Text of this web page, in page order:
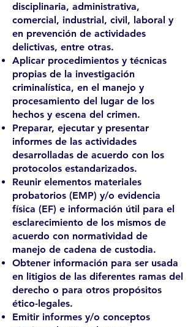
disciplinaria, administrativa,
comercial, industrial, civil, laboral y
en prevención de actividades
delictivas, entre otras.
Aplicar procedimientos y técnicas
propias de la investigación
criminalística, en el manejo y
procesamiento del lugar de los
hechos y escena del crimen.
Preparar, ejecutar y presentar
informes de las actividades
desarrolladas de acuerdo con los
protocolos estandarizados.
Reunir elementos materiales
probatorios (EMP) y/o evidencia
física (EF) e información útil para el
esclarecimiento de los mismos de
acuerdo con normatividad de
manejo de cadena de custodia.
Obtener información para ser usada
en litigios de las diferentes ramas del
derecho o para otros propósitos
ético-legales.
Emitir informes y/o conceptos